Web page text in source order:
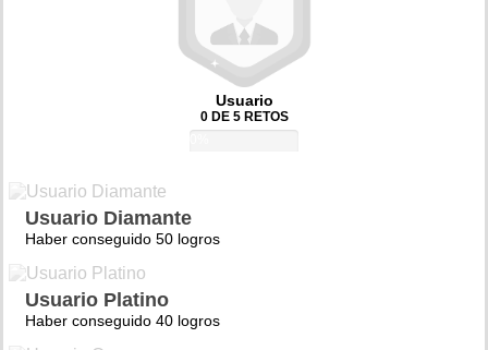
Usuario
0 DE 5 RETOS
Usuario Diamante
Haber conseguido 50 logros
Usuario Platino
Haber conseguido 40 logros